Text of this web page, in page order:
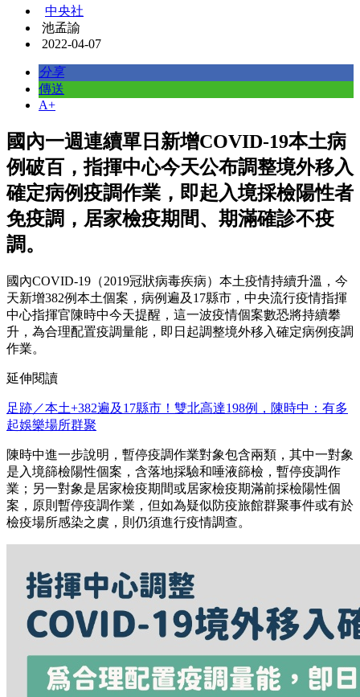
中央社
池孟諭
2022-04-07
分享
傳送
A+
國內一週連續單日新增COVID-19本土病
例破百，指揮中心今天公布調整境外移入
確定病例疫調作業，即起入境採檢陽性者
免疫調，居家檢疫期間、期滿確診不疫
調。
國內COVID-19（2019冠狀病毒疾病）本土疫情持續升溫，今
天新增382例本土個案，病例遍及17縣市，中央流行疫情指揮
中心指揮官陳時中今天提醒，這一波疫情個案數恐將持續攀
升，為合理配置疫調量能，即日起調整境外移入確定病例疫調
作業。
延伸閱讀
足跡／本土+382遍及17縣市！雙北高達198例，陳時中：有多
起娛樂場所群聚
陳時中進一步說明，暫停疫調作業對象包含兩類，其中一對象
是入境篩檢陽性個案，含落地採驗和唾液篩檢，暫停疫調作
業；另一對象是居家檢疫期間或居家檢疫期滿前採檢陽性個
案，原則暫停疫調作業，但如為疑似防疫旅館群聚事件或有於
檢疫場所感染之虞，則仍須進行疫情調查。